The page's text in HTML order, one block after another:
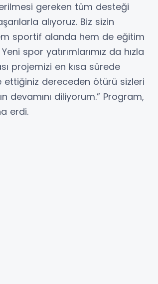
gereken tüm desteği
alıyoruz. Biz sizin
sportif alanda hem de eğitim
spor yatırımlarımız da hızla
projemizi en kısa sürede
ettiğiniz dereceden ötürü sizleri
devamını diliyorum.” Program,
erdi.